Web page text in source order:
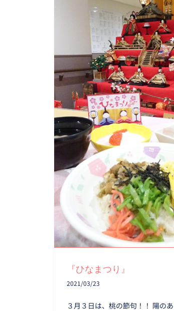
『ひなまつ
『ひなまつり』
2021/03/23
３月３日は、桃の節句！！ 陽の